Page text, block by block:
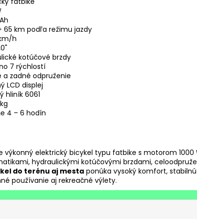
65 km podľa režimu jazdy
h
kotúčové brzdy
7 rýchlostí
a zadné odpruženie
LCD displej
hliník 6061
4 – 6 hodín
výkonný elektrický bicykel typu fatbike s motorom 1000
hydraulickými kotúčovými brzdami,
do terénu aj mesta ponúka vysoký komfort,
používanie aj rekreačné výlety.